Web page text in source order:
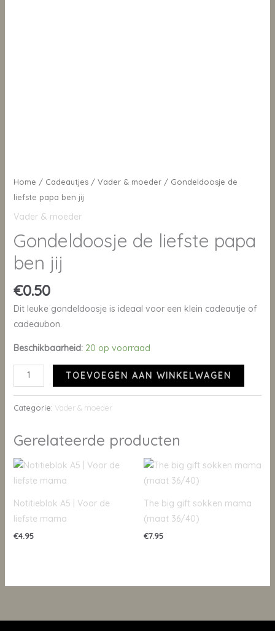
Home / Cadeautjes/ Vader & moeder/ Gondeldoosje de
liefste papa ben jij
Vader & moeder
Gondeldoosje de liefste papa
ben jij
€0.50
Dit leuke gondeldoosje is ideaal voor een klein cadeautje of
cadeaubon.
Beschikbaarheid: 20 op voorraad
TOEVOEGEN AAN WINKELWAGEN
Categorie: Vader & moeder
Gerelateerde producten
Notitieblok A5 | Voor de
liefste mama
€4.95
The big gift sokken mama
(maat 36/40)
€7.95